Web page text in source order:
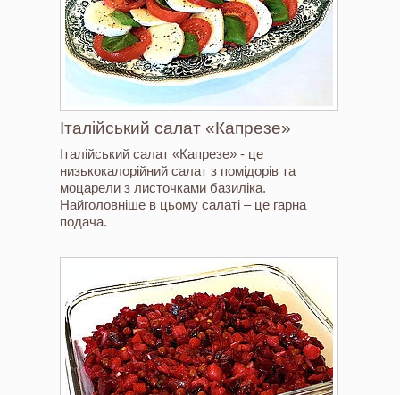
Італійський салат «Капрезе»
Італійський салат «Капрезе» - це
низькокалорійний салат з помідорів та
моцарели з листочками базиліка.
Найголовніше в цьому салаті – це гарна
подача.